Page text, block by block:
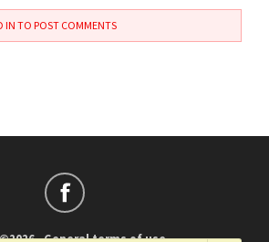
IN TO POST COMMENTS